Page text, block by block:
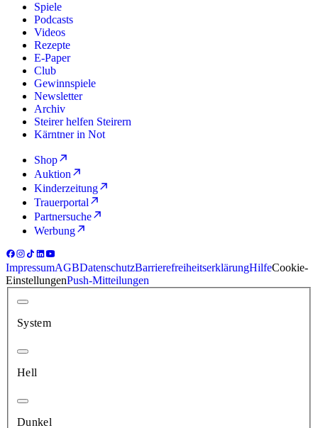
Spiele
Podcasts
Videos
Rezepte
E-Paper
Club
Gewinnspiele
Newsletter
Archiv
Steirer helfen Steirern
Kärntner in Not
Shop
Auktion
Kinderzeitung
Trauerportal
Partnersuche
Werbung
ImpressumAGBDatenschutzBarrierefreiheitserklärungHilfeCookie-
EinstellungenPush-Mitteilungen
System
Hell
Dunkel